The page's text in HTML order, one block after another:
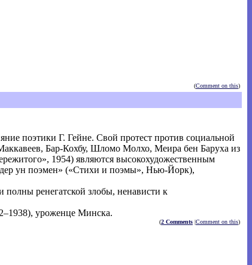
(Comment on this)
поэтики Г. Гейне. Свой протест против социальной
Бар-Кохбу, Шломо Молхо, Меира бен Баруха из
1954) являются высокохудожественным
ун поэмен» («Стихи и поэмы», Нью-Йорк),
ренегатской злобы, ненависти к
уроженце Минска.
(2 Comments |Comment on this)